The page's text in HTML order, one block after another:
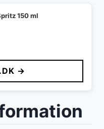
150 ml
→